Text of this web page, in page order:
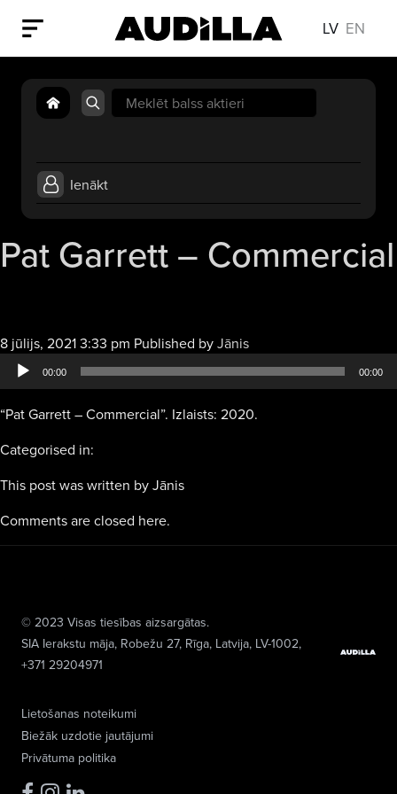
LV EN
Search
for:
Ienākt
Pat Garrett – Commercial
8 jūlijs, 2021 3:33 pm Published byJānisAudio
atskaņotājs
00:00 00:00
“Pat Garrett – Commercial”. Izlaists: 2020.
Categorised in:
This post was written by Jānis
Comments are closed here.
Lietošanas noteikumi
Biežāk uzdotie jautājumi
Privātuma politika
© 2023 Visas tiesības aizsargātas.
SIA Ierakstu māja, Robežu 27, Rīga, Latvija, LV-1002,
+371 29204971